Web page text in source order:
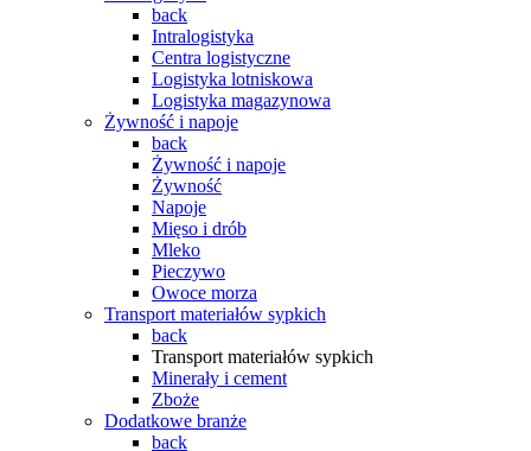
back
Intralogistyka
Centra logistyczne
Logistyka lotniskowa
Logistyka magazynowa
Żywność i napoje
back
Żywność i napoje
Żywność
Napoje
Mięso i drób
Mleko
Pieczywo
Owoce morza
Transport materiałów sypkich
back
Transport materiałów sypkich
Minerały i cement
Zboże
Dodatkowe branże
back